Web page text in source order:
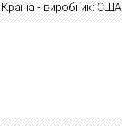
Країна - виробник: США